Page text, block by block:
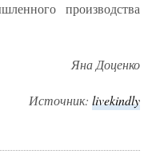
производства
Яна Доценко
Источник: livekindly